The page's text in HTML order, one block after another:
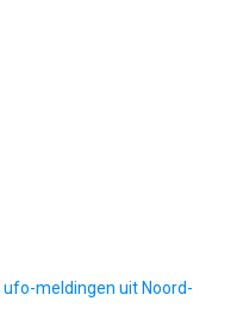
ufo-meldingen uit Noord-